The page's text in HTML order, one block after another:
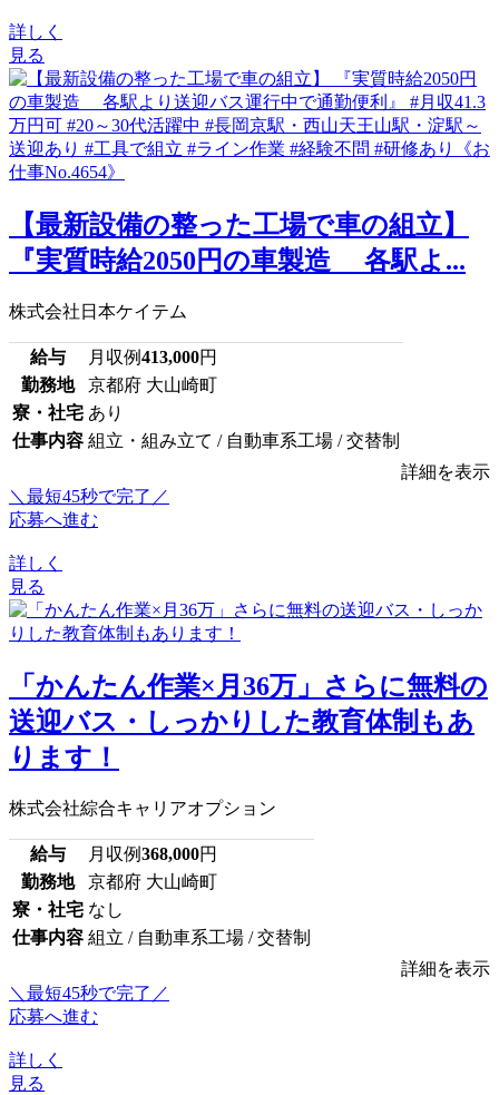
詳しく
見る
【最新設備の整った工場で車の組立】
『実質時給2050円の車製造 各駅よ...
株式会社日本ケイテム
給与 月収例413,000円
勤務地
京都府 大山崎町
寮・社宅 あり
仕事内容 組立・組み立て / 自動車系工場 / 交替制
詳細を表示
＼最短45秒で完了／
応募へ進む
詳しく
見る
「かんたん作業×月36万」さらに無料の
送迎バス・しっかりした教育体制もあ
ります！
株式会社綜合キャリアオプション
給与 月収例368,000円
勤務地
京都府 大山崎町
寮・社宅 なし
仕事内容 組立 / 自動車系工場 / 交替制
詳細を表示
＼最短45秒で完了／
応募へ進む
詳しく
見る